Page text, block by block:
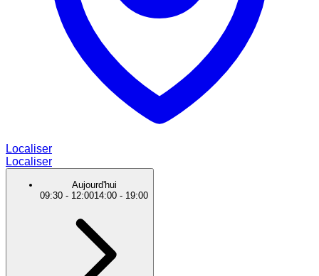
Localiser
Localiser
Aujourd'hui
09:30 - 12:0014:00 - 19:00